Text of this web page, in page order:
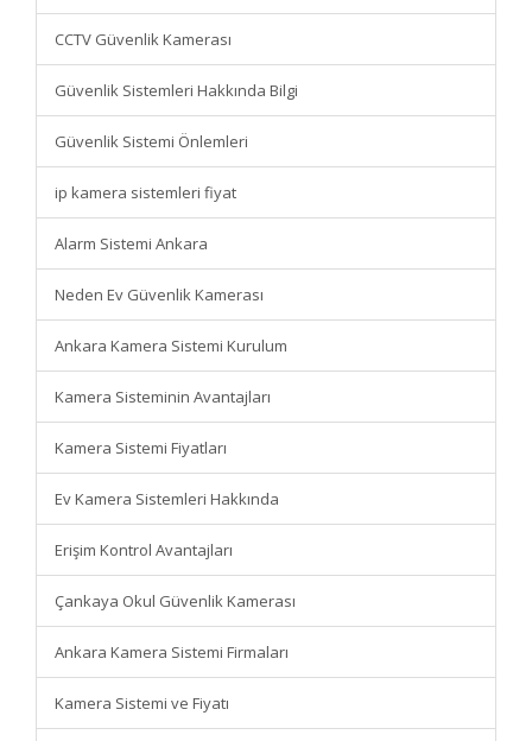
CCTV Güvenlik Kamerası
Güvenlik Sistemleri Hakkında Bilgi
Güvenlik Sistemi Önlemleri
ip kamera sistemleri fiyat
Alarm Sistemi Ankara
Neden Ev Güvenlik Kamerası
Ankara Kamera Sistemi Kurulum
Kamera Sisteminin Avantajları
Kamera Sistemi Fiyatları
Ev Kamera Sistemleri Hakkında
Erişim Kontrol Avantajları
Çankaya Okul Güvenlik Kamerası
Ankara Kamera Sistemi Firmaları
Kamera Sistemi ve Fiyatı